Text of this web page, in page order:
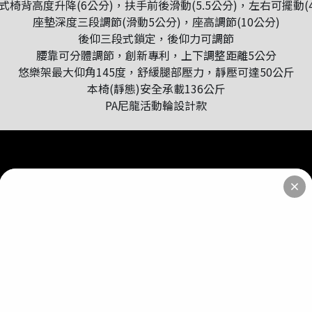
椅背高度升降(6公分)，扶手前後滑動(5.5公分)，左右可擺動
座墊深度三段調節(滑動5公分)，座高調節(10公分)
後仰三段式鎖定，後仰力可調節
腰靠可分體調節，創新專利，上下調整距離5公分
悠樂架最大仰角145度，舒緩腿部壓力，靜壓可達50公斤
本椅(靜態)安全承載136公斤
PA尼龍活動輪設計款